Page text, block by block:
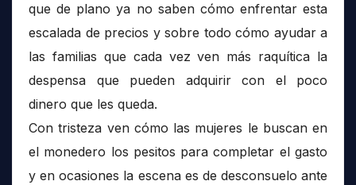
que de plano ya no saben cómo enfrentar esta
escalada de precios y sobre todo cómo ayudar a
las familias que cada vez ven más raquítica la
despensa que pueden adquirir con el poco
dinero que les queda.
Con tristeza ven cómo las mujeres le buscan en
el monedero los pesitos para completar el gasto
y en ocasiones la escena es de desconsuelo ante